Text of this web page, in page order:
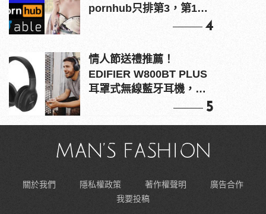
pornhub只排第3，第1名
4
情人節送禮推薦！
EDIFIER W800BT PLUS
耳罩式無線藍牙耳機，在
5
關於我們 隱私權政策 著作權聲明
廣告合作
我要投稿